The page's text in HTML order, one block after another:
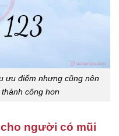
ưu điểm nhưng cũng nên
công hơn
người có mũi